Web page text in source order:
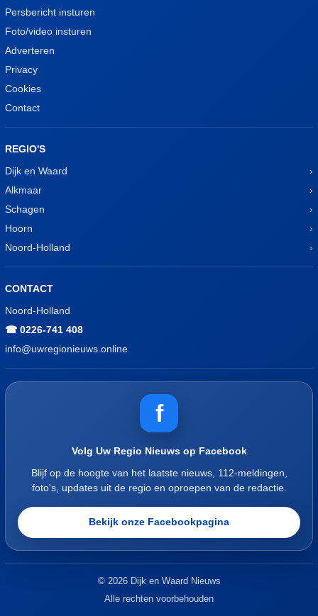
Persbericht insturen
Foto/video insturen
Adverteren
Privacy
Cookies
Contact
REGIO'S
Dijk en Waard
Alkmaar
Schagen
Hoorn
Noord-Holland
CONTACT
Noord-Holland
☎ 0226-741 408
info@uwregionieuws.online
f
Volg Uw Regio Nieuws op Facebook
Blijf op de hoogte van het laatste nieuws, 112-meldingen,
foto's, updates uit de regio en oproepen van de redactie.
Bekijk onze Facebookpagina
© 2026 Dijk en Waard Nieuws
Alle rechten voorbehouden